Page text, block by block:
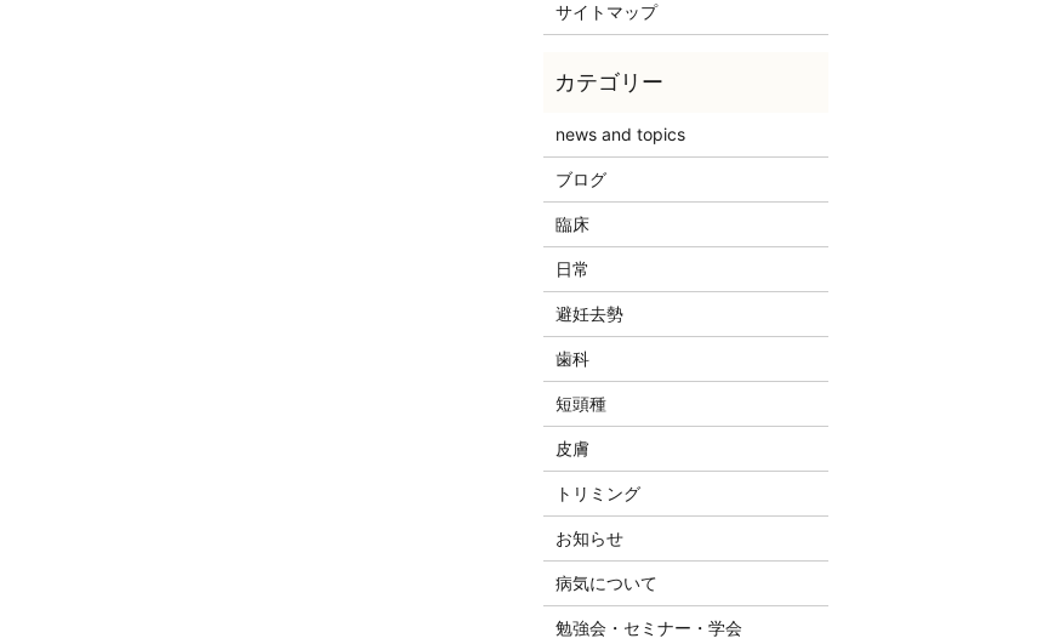
サイトマップ
news and topics
ブログ
臨床
日常
避妊去勢
歯科
短頭種
皮膚
トリミング
お知らせ
病気について
勉強会・セミナー・学会